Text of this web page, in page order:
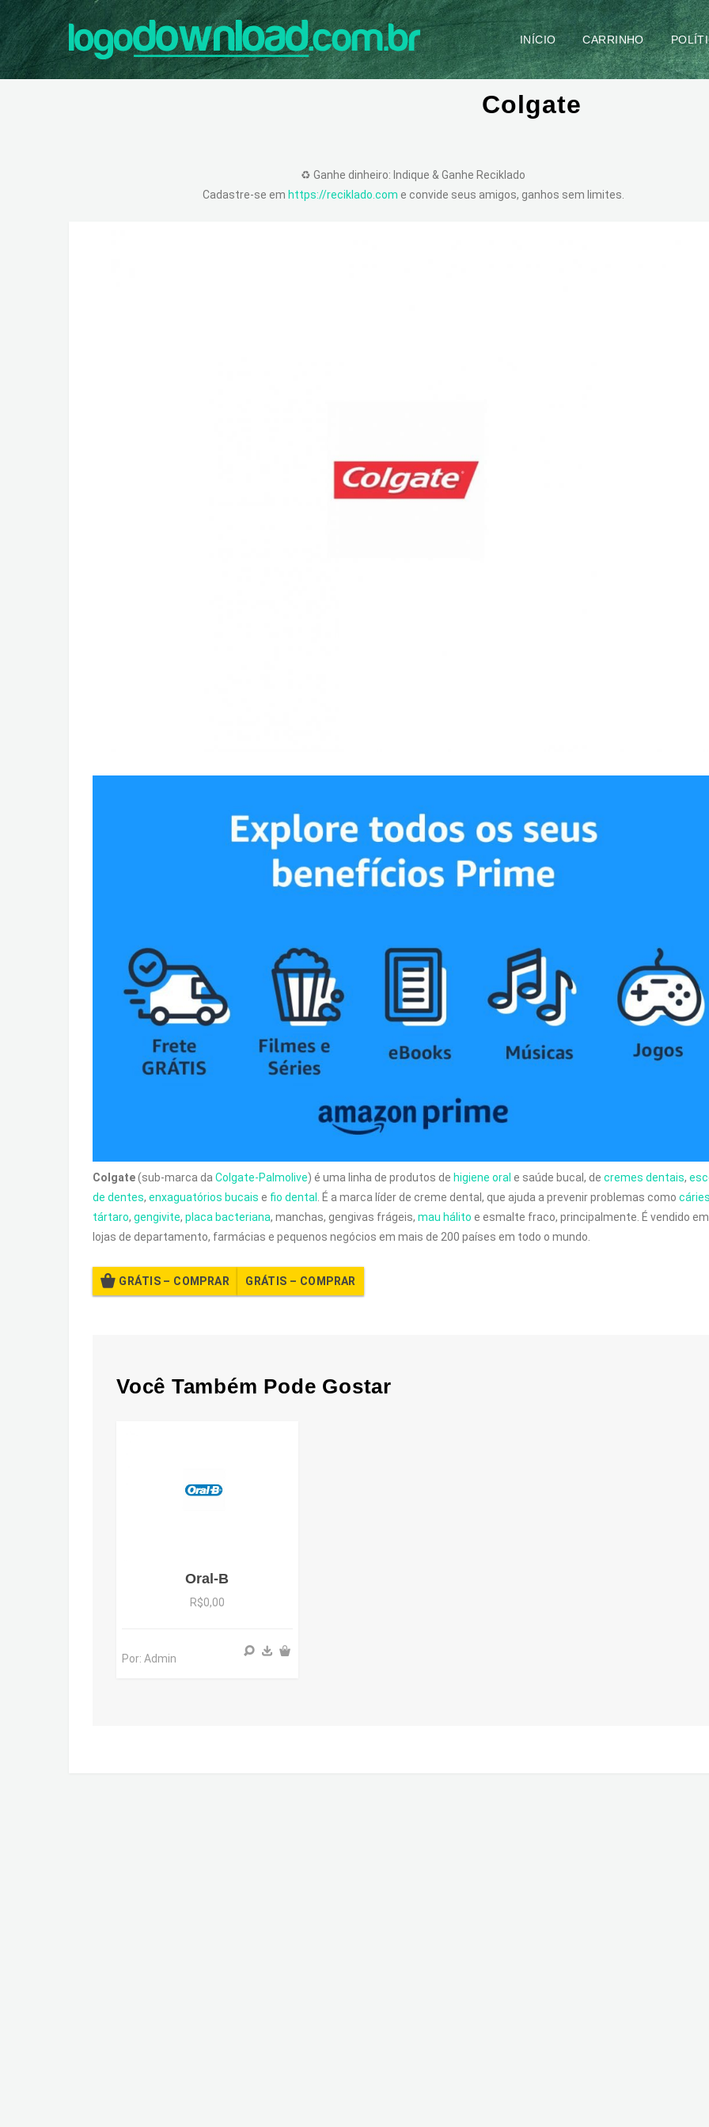
INÍCIO CARRINHO
Colgate
♻️ Ganhe dinheiro: Indique & Ganhe Reciklado
Cadastre-se em https://reciklado.com e convide seus amigos, ganhos sem limites.
Colgate(sub-marca da Colgate-Palmolive) é uma linha de produtos de higiene oral e saúde bucal, de cremes dentais,
de dentes, enxaguatórios bucais e fio dental . É a marca líder de creme dental, que ajuda a prevenir problemas como cáries
tártaro, gengivite, placa bacteriana, manchas, gengivas frágeis, mau hálito e esmalte fraco, principalmente. É vendido em
lojas de departamento, farmácias e pequenos negócios em mais de 200 países em todo o mundo.
GRÁTIS – COMPRAR
Você Também Pode Gostar
Oral-B
R$0,00
Por: Admin